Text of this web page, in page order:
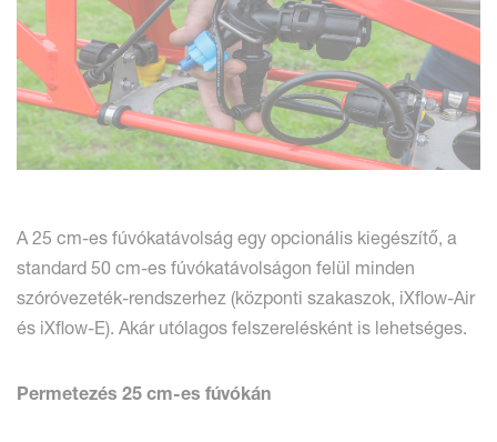
A 25 cm-es fúvókatávolság egy opcionális kiegészítő, a
standard 50 cm-es fúvókatávolságon felül minden
szóróvezeték-rendszerhez (központi szakaszok, iXflow-Air
és iXflow-E). Akár utólagos felszerelésként is lehetséges.
Permetezés 25 cm-es fúvókán